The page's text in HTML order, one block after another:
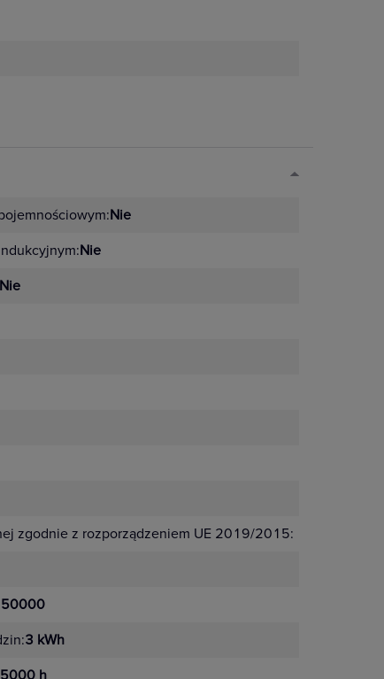
Nie
Nie
Nie
zgodnie z rozporządzeniem UE 2019/2015:G
50000
3 kWh
h